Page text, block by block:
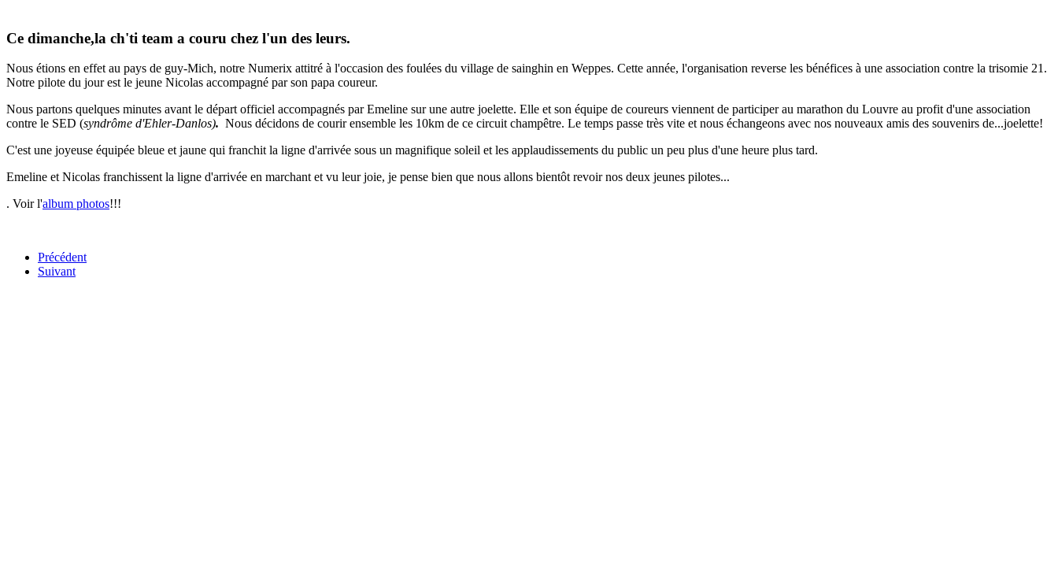
Ce dimanche,la ch'ti team a couru chez l'un des leurs.
Nous étions en effet au pays de guy-Mich, notre Numerix attitré à l'occasion des foulées du village de sainghin en Weppes. Cette année, l'organisation reverse les bénéfices à une association contre la trisomie 21.
Notre pilote du jour est le jeune Nicolas accompagné par son papa coureur.
Nous partons quelques minutes avant le départ officiel accompagnés par Emeline sur une autre joelette. Elle et son équipe de coureurs viennent de participer au marathon du Louvre au profit d'une association
contre le SED (syndrôme d'Ehler-Danlos). Nous décidons de courir ensemble les 10km de ce circuit champêtre. Le temps passe très vite et nous échangeons avec nos nouveaux amis des souvenirs de...joelette!
C'est une joyeuse équipée bleue et jaune qui franchit la ligne d'arrivée sous un magnifique soleil et les applaudissements du public un peu plus d'une heure plus tard.
Emeline et Nicolas franchissent la ligne d'arrivée en marchant et vu leur joie, je pense bien que nous allons bientôt revoir nos deux jeunes pilotes...
. Voir l'album photos!!!
Précédent
Suivant